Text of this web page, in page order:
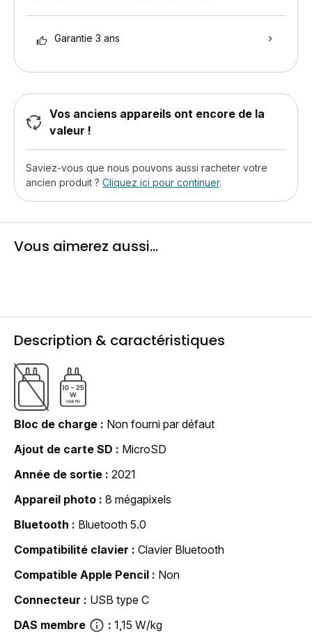
Garantie 3 ans
Vos anciens appareils ont encore de la
valeur !
Saviez-vous que nous pouvons aussi racheter votre
ancien produit ? Cliquez ici pour continuer.
Vous aimerez aussi...
Description & caractéristiques
Bloc de charge
Non fourni par défaut
Ajout de carte SD
MicroSD
Année de sortie
2021
Appareil photo
8 mégapixels
Bluetooth
Bluetooth 5.0
Compatibilité clavier
Clavier Bluetooth
Compatible Apple Pencil
Non
Connecteur
USB type C
DAS membre
1,15 W/kg